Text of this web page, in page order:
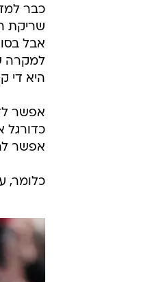
כבר
שריקת
אבל
למקרה
היא די
אפשר
כדורגל
אפשר
כלומר,